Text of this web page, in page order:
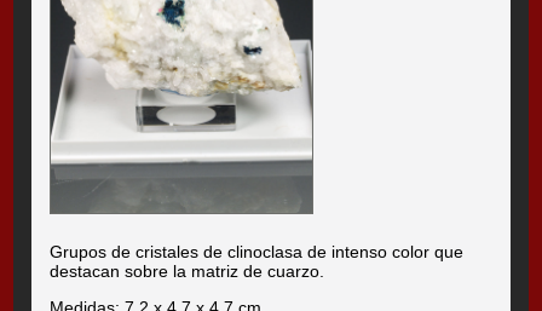
Grupos de cristales de clinoclasa de intenso color que
destacan sobre la matriz de cuarzo.